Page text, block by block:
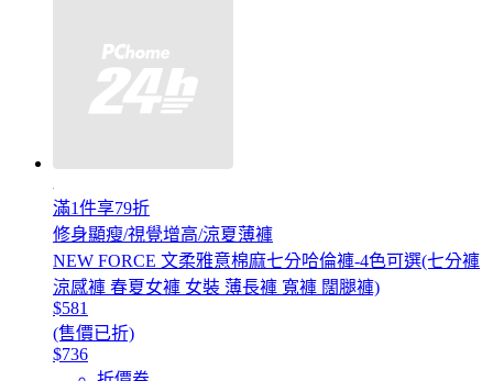
滿1件享79折
修身顯瘦/視覺增高/涼夏薄褲
NEW FORCE 文柔雅意棉麻七分哈倫褲-4色可選(七分褲
涼感褲 春夏女褲 女裝 薄長褲 寬褲 闊腿褲)
$581
(售價已折)
$736